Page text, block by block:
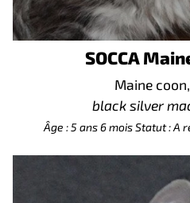
SOCCA
Maine
black silver
Âge : 5 ans 6 mois Statut : A